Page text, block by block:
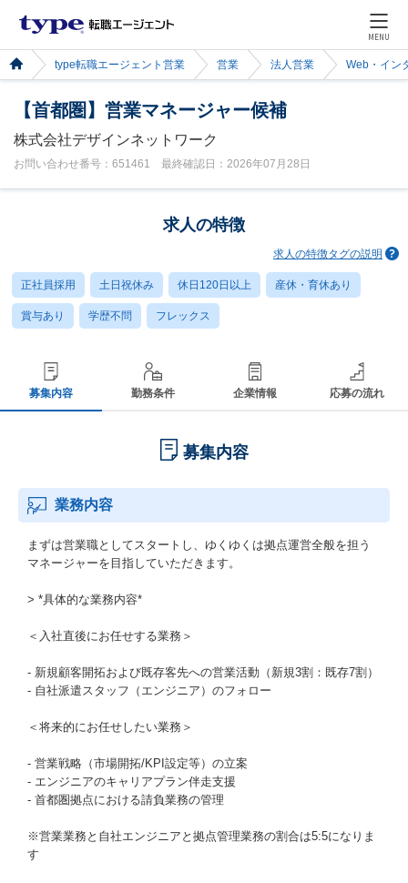
MENU
type転職エージェント営業 営業 法人営業 Web・イン
【首都圏】営業マネージャー候補
株式会社デザインネットワーク
お問い合わせ番号：651461 最終確認日：2026年07月28日
求人の特徴
求人の特徴タグの説明
正社員採用 土日祝休み 休日120日以上 産休・育休あり
賞与あり 学歴不問 フレックス
募集内容 勤務条件 企業情報 応募の流れ
募集内容
業務内容
まずは営業職としてスタートし、ゆくゆくは拠点運営全般を担う
マネージャーを目指していただきます。
> *具体的な業務内容*
＜入社直後にお任せする業務＞
- 新規顧客開拓および既存客先への営業活動（新規3割：既存7割）
- 自社派遣スタッフ（エンジニア）のフォロー
＜将来的にお任せしたい業務＞
- 営業戦略（市場開拓/KPI設定等）の立案
- エンジニアのキャリアプラン伴走支援
- 首都圏拠点における請負業務の管理
※営業業務と自社エンジニアと拠点管理業務の割合は5:5になりま
す